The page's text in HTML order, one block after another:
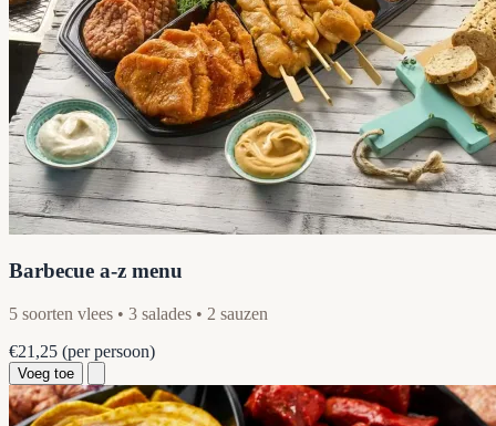
Barbecue a-z menu
5 soorten vlees • 3 salades • 2 sauzen
€21,25 (per persoon)
Voeg toe